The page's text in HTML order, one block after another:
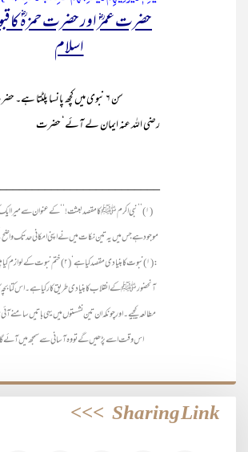
حضرت عمرؓ اور حضرت حمزہؓ کا
اسلام
سن ۶ نبوی میں کچھ پانسا پلٹتا ہے۔
رضی اللہ عنہ ایمان لے آئے‘ حضرت
(۱) ’’ نبی اکرمﷺ کا مقصد بعثت!‘‘کے عنوان سے میرا ایک
موجود ہے جس میں یہ تین نکات میں نے اپنی امکانی حد تک
آنحضورﷺ کے انقلاب کا بنیادی طریق کار کیا ہے۔ اس کتابچہ
مطالعہ کیجیے۔ اور چونکہ ان تین نشستوں میں یہی باتیں سامنے آئی
اس وقت اسے پڑھیں گے تو وہ آسانی سے سمجھ میں آئے
Sharing Link
>>>